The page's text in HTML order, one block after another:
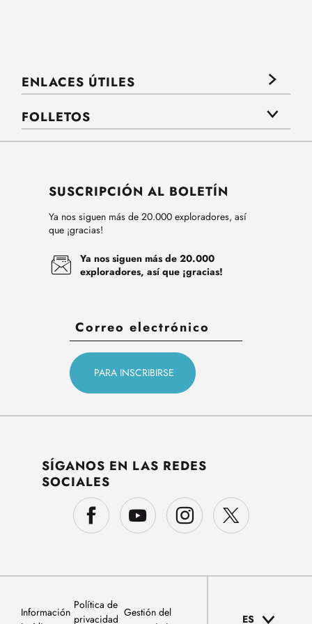
ENLACES ÚTILES
FOLLETOS
SUSCRIPCIÓN AL BOLETÍN
Ya nos siguen más de 20.000 exploradores, así
que ¡gracias!
Ya nos siguen más de 20.000
exploradores, así que ¡gracias!
SÍGANOS EN LAS REDES
SOCIALES
Información
Política de
privacidad
Gestión del
ES